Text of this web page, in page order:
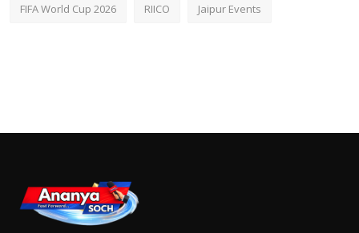
FIFA World Cup 2026 RIICO Jaipur Events